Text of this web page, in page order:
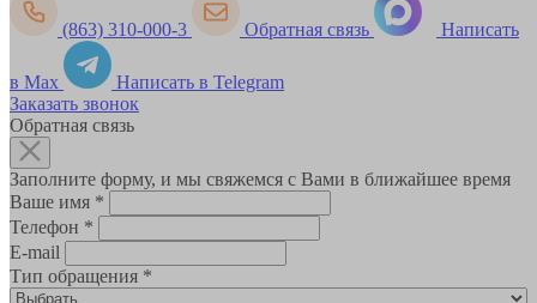
(863) 310-000-3 Обратная связь Написать
в Max
Написать в Telegram
Заказать звонок
Обратная связь
Заполните форму, и мы свяжемся с Вами в ближайшее время
Ваше имя *
Телефон *
E-mail
Тип обращения *